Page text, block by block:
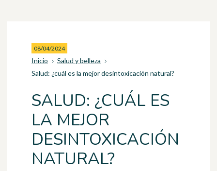
08/04/2024
Inicio
Salud y belleza
Salud: ¿cuál es la mejor desintoxicación natural?
SALUD: ¿CUÁL ES
LA MEJOR
DESINTOXICACIÓN
NATURAL?